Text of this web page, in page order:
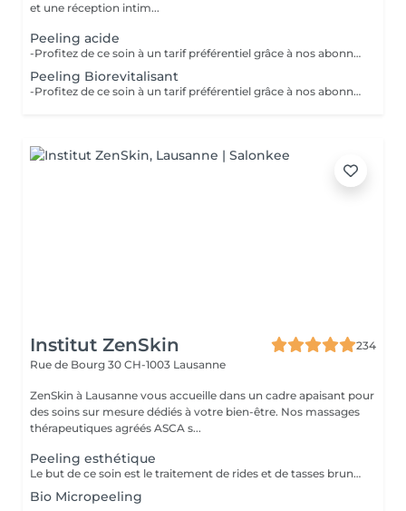
et une réception intim...
Peeling acide
-Profitez de ce soin à un tarif préférentiel grâce à nos abonnements- Peeling Chimique Mono-Acide - Gamme Harmony Castel Le Peeling Chimique Mono-Acide est un traitement ciblé et performant qui utilise un seul acide spécifique pour répondre à des problématiques telles que le teint terne, l'acné, les taches pigmentaires ou les rides. Ce soin agit en exfoliant la peau en douceur, stimulant le renouvellement cellulaire et unifiant le teint, tout en respectant votre type de peau. Bénéfices : Réduction des imperfections et des irrégularités. Amélioration visible de la texture et de l'éclat de la peau. Une peau lisse, douce et revitalisée. Pourquoi choisir Harmony Castel ? -Des actifs de haute qualité pour des résultats professionnels. -Un soin non invasif, doux et adapté à tous les types de peau. Recommandé en cure pour des résultats durables : 3 à 6 séances, selon vos besoins Après votre peeling, il est essentiel d'appliquer la crème réparatrice recommandée pour apaiser et protéger votre peau. Il est tout à fait normal que votre peau soit légèrement rouge et qu'elle pèle légèrement dans les jours suivants. Pour une récupération optimale, veillez à bien hydrater votre peau et appliquez une protection solaire adaptée afin d'éviter toute sensibilité au soleil. Cette prestation est disponible sous abonnement à un tarif avantageux.
Peeling Biorevitalisant
-Profitez de ce soin à un tarif préférentiel grâce à nos abonnements- Peeling Biorevitalisant - Gamme Harmony Castel Le Peeling Biorevitalisant représente une nouvelle génération de soins peeling, alliant innovation et respect de la peau. Formulés sans ammoniac, ces peelings doux n'abîment pas la barrière cutanée, tout en offrant une action efficace et ciblée. Enrichis en actifs tels que des peptides, des vitamines et des antioxydants, ces traitements ne se contentent pas d'exfolier la peau : ils la nourrissent et stimulent la production naturelle de collagène et d'élastine, pour un effet revitalisant et anti-âge. Bénéfices : Une peau lumineuse et un teint unifié. Réduction des imperfections, des taches pigmentaires et des signes de l'âge. Hydratation profonde et stimulation du renouvellement cellulaire. Une peau raffermie et revitalisée, sans irritation. Une peau raffermie, revitalisée et protégée, sans risque de photosensibilisation Pourquoi choisir Harmony Castel ? Des peelings de nouvelle génération, respectueux de la peau et adaptés à tous les types de peau. Une formulation enrichie en actifs régénérants, pour des résultats visibles et durables. Idéal en cure de 3 à 5 séances pour des résultats optimaux et une peau transformée. Offrez à votre peau un soin doux et performant avec le Peeling Biorevitalisant Harmony Castel. Réservez dès aujourd'hui et révélez une peau éclatante et revitalisée. Après votre peeling, il est essentiel d'appliquer la crème réparatrice recommandée pour apaiser et protéger votre peau. Il est tout à fait normal que votre peau soit légèrement rouge et qu'elle pèle légèrement dans les jours suivants. Pour une récupération optimale, veillez à bien hydrater votre peau et appliquez une protection solaire adaptée afin d'éviter toute sensibilité au soleil. Cette prestation est disponible en abonnement à un tarif avantageux.
Institut ZenSkin
234
Rue de Bourg 30 CH-1003 Lausanne
ZenSkin à Lausanne vous accueille dans un cadre apaisant pour
des soins sur mesure dédiés à votre bien-être. Nos massages
thérapeutiques agréés ASCA s...
Peeling esthétique
Le but de ce soin est le traitement de rides et de tasses bruns, les imperfections des comédons et l'unification et illumination de la peau. Le pilling superficiel vous offre un résultat excellent même pour les peaux sensibles.
Bio Micropeeling